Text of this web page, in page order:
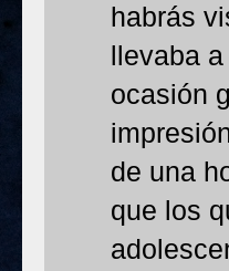
habrás
llevaba
ocasión
de una
que los